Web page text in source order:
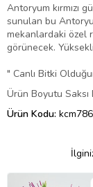
Antoryum kırmızı
sunulan bu
mekanlardaki özel
görünecek.
" Canlı Bitki
Ürün Boyutu
Ürün Kodu: